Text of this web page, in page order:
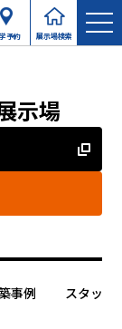
予約 展示場検索
示場
事例 スタッフ